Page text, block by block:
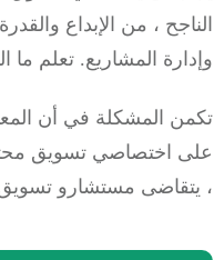
، من الإبداع والقدرة
المشاريع. تعلم ما
المشكلة في أن
اختصاصي تسويق
مستشارو تسويق